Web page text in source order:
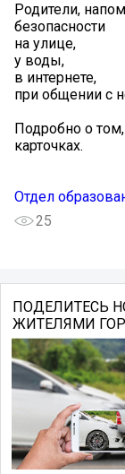
Родители,
безопасности
на улице,
у воды,
в интернете,
при общении с
Подробно о
карточках.
Отдел
25
ПОДЕЛИТЕСЬ
ЖИТЕЛЯМИ